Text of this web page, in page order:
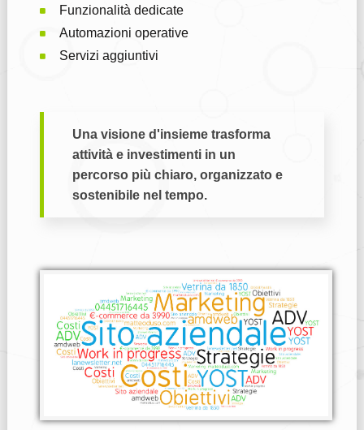
Funzionalità dedicate
Automazioni operative
Servizi aggiuntivi
Una visione d'insieme trasforma
attività e investimenti in un
percorso più chiaro, organizzato e
sostenibile nel tempo.